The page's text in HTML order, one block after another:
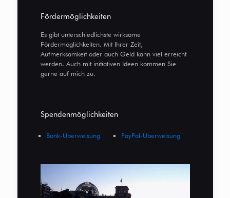
Fördermöglichkeiten
Es gibt unterschiedlichste wirksame
Fördermöglichkeiten. Mit Ihrer Zeit,
Aufmerksamkeit oder auch Geld kann viel erreicht
werden. Auch mit initiativen Ideen kommen Sie
gerne auf mich zu.
Spendenmöglichkeiten
Bank-Überweisung PayPal-Überweisung